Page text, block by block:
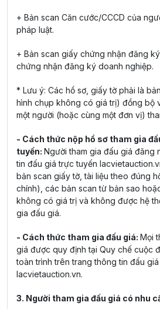
+ Bản scan Căn cước/CCCD của
pháp luật.
+ Bản scan giấy chứng nhận đăng
chứng nhận đăng ký doanh nghiệp.
* Lưu ý: Các hồ sơ, giấy tờ phải là
hình chụp không có giá trị) đồng bộ
một người (hoặc cùng một đơn vị)
- Cách thức nộp hồ sơ tham gia
tuyến: Người tham gia đấu giá đăng
tin đấu giá trực tuyến
bản scan giấy tờ, tài liệu theo đúng
chính), các bản scan từ bản sao
không có giá trị và không được hệ
gia đấu giá.
- Cách thức tham gia đấu giá: Mọi
giá được quy định tại Quy chế cuộc
toàn trình trên trang thông tin đấu
lacvietauction.vn.
3. Người tham gia đấu giá có nhu